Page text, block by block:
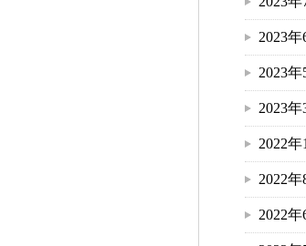
2023年
2023年
2023年
2022年
2022年
2022年